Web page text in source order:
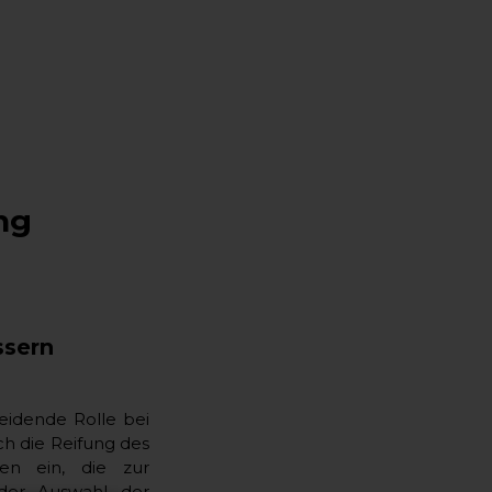
Rolle bei
die Reifung des
ein, die zur